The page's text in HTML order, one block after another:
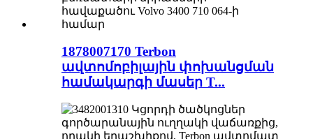
1878007170 Terbon
ավտոմոբիլային փոխանցման
համակարգի մասեր T...